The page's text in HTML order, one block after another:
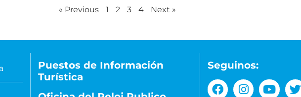
« Previous 1 2 3 4 Next »
Puestos de Información
Turística
Seguinos: